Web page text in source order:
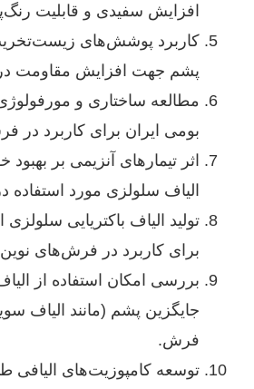
افزایش سفیدی و قابلیت
کاربرد پوشش‌های
پشم جهت افزایش مقاومت
مطالعه ساختاری و
بومی ایران برای کاربرد
اثر تیمارهای آنزیمی بر
الیاف سلولزی مورد
تولید الیاف باکتریایی سلولزی
برای کاربرد در فرش‌های
بررسی امکان استفاده از
جایگزین پشم (مانند الیاف
فرش.
توسعه کامپوزیت‌های الیافی